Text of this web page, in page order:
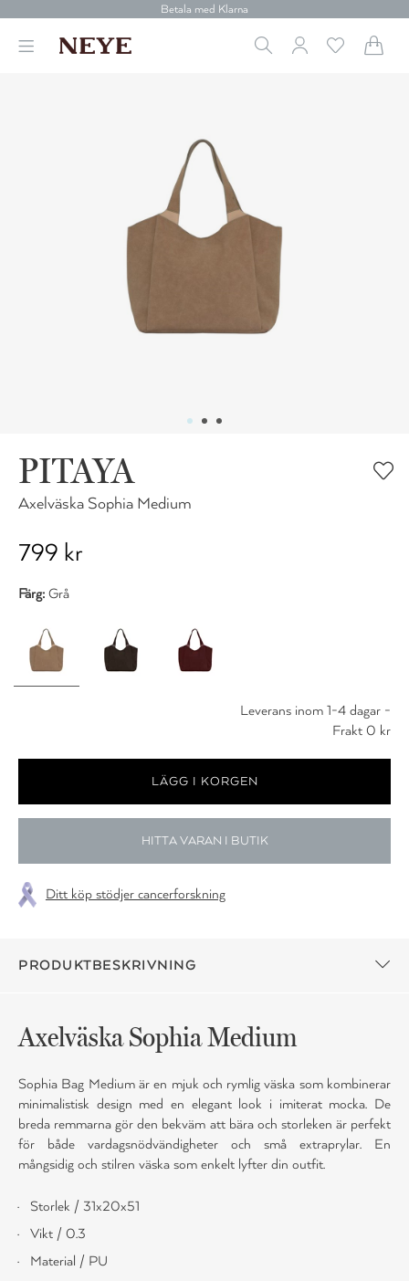
Betala med Klarna
Gratis frakt över 699 kr.
PITAYA
Axelväska Sophia Medium
799 kr
Färg: Grå
Leverans inom 1-4 dagar -
Frakt 0 kr
HITTA VARAN I BUTIK
Ditt köp stödjer cancerforskning
PRODUKTBESKRIVNING
Axelväska Sophia Medium
Sophia Bag Medium är en mjuk och rymlig väska som kombinerar
minimalistisk design med en elegant look i imiterat mocka. De
breda remmarna gör den bekväm att bära och storleken är perfekt
för både vardagsnödvändigheter och små extraprylar. En
mångsidig och stilren väska som enkelt lyfter din outfit.
Storlek / 31x20x51
Vikt / 0.3
Material / PU